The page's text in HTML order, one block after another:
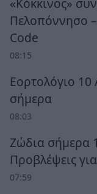
«Κόκκινος»
Πελοπόννησο –
Code
08:15
Εορτολόγιο
σήμερα
08:03
Ζώδια σήμερα
Προβλέψεις
07:59